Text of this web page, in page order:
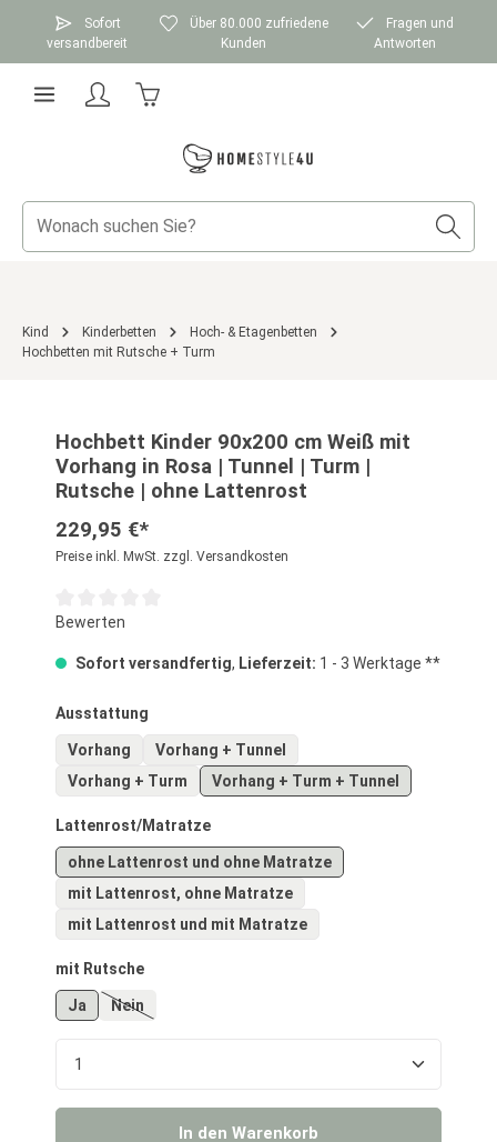
Zum Hauptinhalt springen
Sofort
versandbereit
Über 80.000 zufriedene
Kunden
Fragen und
Antworten
Kind Kinderbetten
Hoch- & Etagenbetten
Hochbetten mit Rutsche + Turm
Hochbett Kinder 90x200 cm Weiß mit
Vorhang in Rosa | Tunnel | Turm |
Rutsche | ohne Lattenrost
229,95 €*
Preise inkl. MwSt. zzgl. Versandkosten
Durchschnittliche Bewertung von 0 von 5 Sternen
Bewerten
Sofort versandfertig, Lieferzeit: 1 - 3 Werktage **
Ausstattung
Vorhang
Vorhang + Tunnel
Vorhang + Turm
Vorhang + Turm + Tunnel
Lattenrost/Matratzeauswählen
ohne Lattenrost und ohne Matratze
mit Lattenrost, ohne Matratze
mit Lattenrost und mit Matratze
mit Rutscheauswählen
Ja Nein
(Diese Option ist zurzeit nicht verfügbar.)
Produkt Anzahl: Gib den gewünschten Wert
In den Warenkorb